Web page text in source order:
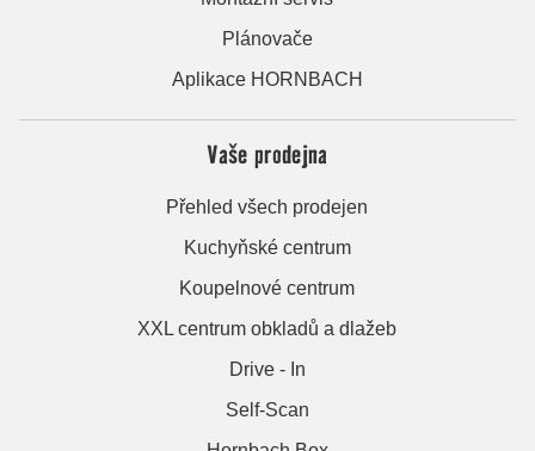
Plánovače
Aplikace HORNBACH
Vaše prodejna
Přehled všech prodejen
Kuchyňské centrum
Koupelnové centrum
XXL centrum obkladů a dlažeb
Drive - In
Self-Scan